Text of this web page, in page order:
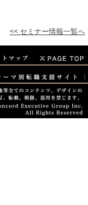
<< セミナー情報一覧へ